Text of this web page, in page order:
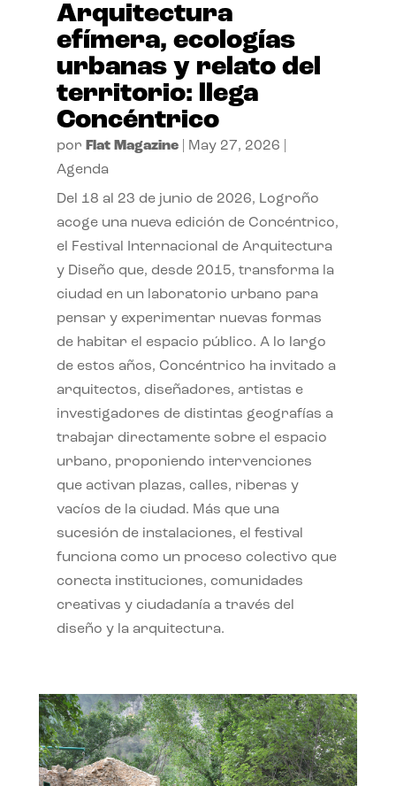
Arquitectura
efímera, ecologías
urbanas y relato del
territorio: llega
Concéntrico
por Flat Magazine| May 27, 2026
Agenda
Del 18 al 23 de junio de 2026, Logroño
acoge una nueva edición de Concéntrico,
el Festival Internacional de Arquitectura
y Diseño que, desde 2015, transforma la
ciudad en un laboratorio urbano para
pensar y experimentar nuevas formas
de habitar el espacio público. A lo largo
de estos años, Concéntrico ha invitado a
arquitectos, diseñadores, artistas e
investigadores de distintas geografías a
trabajar directamente sobre el espacio
urbano, proponiendo intervenciones
que activan plazas, calles, riberas y
vacíos de la ciudad. Más que una
sucesión de instalaciones, el festival
funciona como un proceso colectivo que
conecta instituciones, comunidades
creativas y ciudadanía a través del
diseño y la arquitectura.